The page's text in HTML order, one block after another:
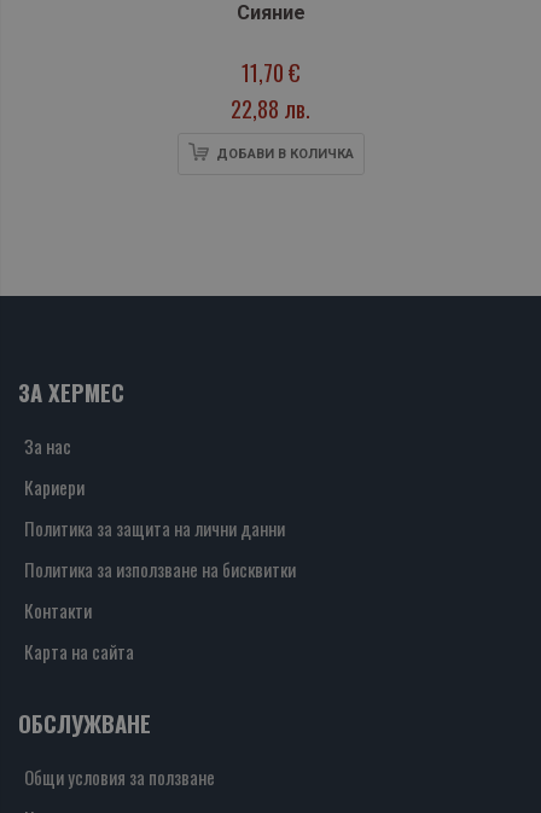
Сияние
11,70 €
22,88 лв.
ДОБАВИ В КОЛИЧКА
ЗА ХЕРМЕС
За нас
Кариери
Политика за защита на лични данни
Политика за използване на бисквитки
Контакти
Карта на сайта
ОБСЛУЖВАНЕ
Общи условия за ползване